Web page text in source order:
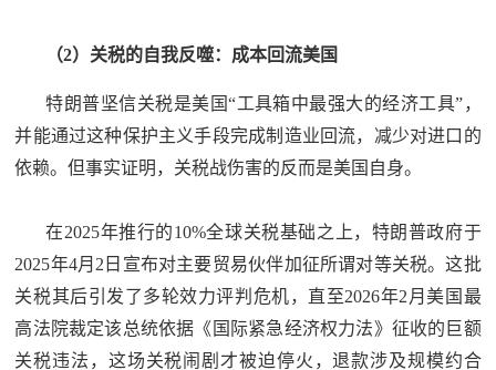
（2）关税的自我反噬：成本回流美国
特朗普坚信关税是美国“工具箱中最强大的经济工具”，
并能通过这种保护主义手段完成制造业回流，减少对进口的
依赖。但事实证明，关税战伤害的反而是美国自身。
在2025年推行的10%全球关税基础之上，特朗普政府于
2025年4月2日宣布对主要贸易伙伴加征所谓对等关税。这批
关税其后引发了多轮效力评判危机，直至2026年2月美国最
高法院裁定该总统依据《国际紧急经济权力法》征收的巨额
关税违法，这场关税闹剧才被迫停火，退款涉及规模约合